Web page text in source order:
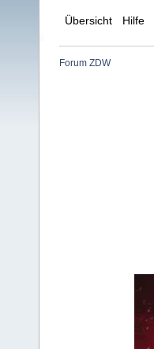
Übersicht Hilfe
Forum ZDW